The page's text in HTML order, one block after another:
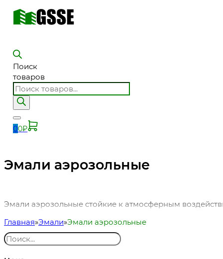
Поиск
товаров
00₽
Эмали аэрозольные
Эмали аэрозольные стойкие к атмосферным
Главная Эмали Эмали аэрозольные